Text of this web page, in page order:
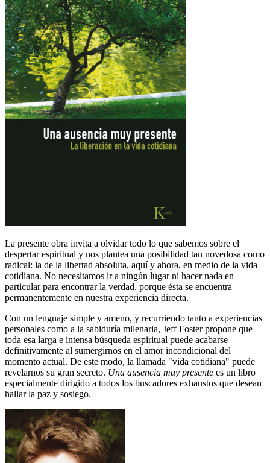
La presente obra invita a olvidar todo lo que sabemos sobre el
despertar espiritual y nos plantea una posibilidad tan novedosa como
radical: la de la libertad absoluta, aquí y ahora, en medio de la vida
cotidiana. No necesitamos ir a ningún lugar ni hacer nada en
particular para encontrar la verdad, porque ésta se encuentra
permanentemente en nuestra experiencia directa.
Con un lenguaje simple y ameno, y recurriendo tanto a experiencias
personales como a la sabiduría milenaria, Jeff Foster propone que
toda esa larga e intensa búsqueda espiritual puede acabarse
definitivamente al sumergirnos en el amor incondicional del
momento actual. De este modo, la llamada "vida cotidiana" puede
revelarnos su gran secreto. Una ausencia muy presente es un libro
especialmente dirigido a todos los buscadores exhaustos que desean
hallar la paz y sosiego.